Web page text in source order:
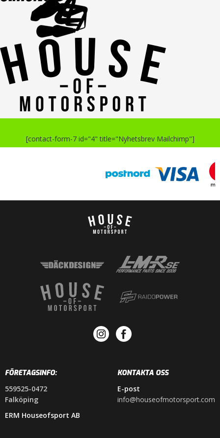
[contact-form-7 id="4" title="Nyhetsbrev Mailchimp"]
FÖRETAGSINFO:
559525-0472
Falköping
ERM Houseofsport AB
KONTAKTA OSS
E-post
info@houseofmotorsport.com